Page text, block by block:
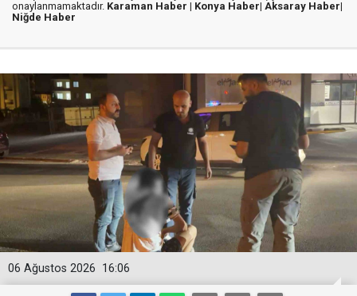
onaylanmamaktadır. Karaman Haber | Konya Haber| Aksaray Haber|
Niğde Haber
16:06
06 Ağustos 2026